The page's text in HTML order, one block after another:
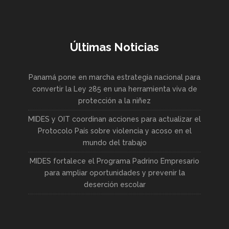
Últimas Noticias
Panamá pone en marcha estrategia nacional para
convertir la Ley 285 en una herramienta viva de
protección a la niñez
MIDES y OIT coordinan acciones para actualizar el
Protocolo País sobre violencia y acoso en el
mundo del trabajo
MIDES fortalece el Programa Padrino Empresario
para ampliar oportunidades y prevenir la
deserción escolar